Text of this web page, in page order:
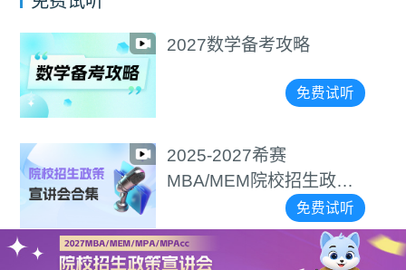
2027数学备考攻略
2025-2027希赛
MBA/MEM院校招生政策
宣讲会合集